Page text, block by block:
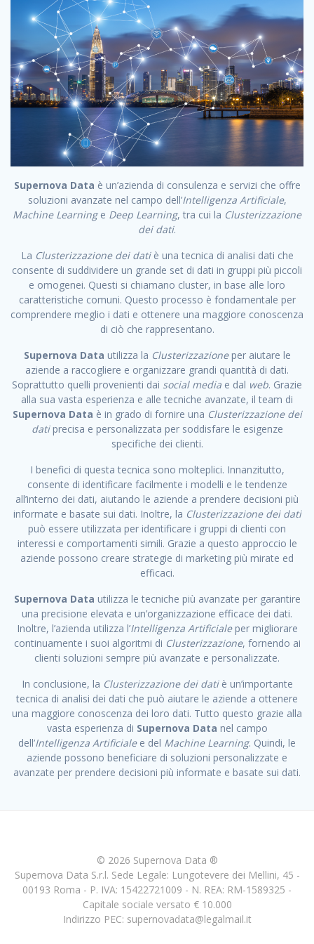
Supernova Data è un’azienda di consulenza e servizi che offre
soluzioni avanzate nel campo dell’Intelligenza Artificiale,
Machine Learning e Deep Learning, tra cui la Clusterizzazione
dei dati.
La Clusterizzazione dei dati è una tecnica di analisi dati che
consente di suddividere un grande set di dati in gruppi più piccoli
e omogenei. Questi si chiamano cluster, in base alle loro
caratteristiche comuni. Questo processo è fondamentale per
comprendere meglio i dati e ottenere una maggiore conoscenza
di ciò che rappresentano.
Supernova Data utilizza la Clusterizzazioneper aiutare le
aziende a raccogliere e organizzare grandi quantità di dati.
Soprattutto quelli provenienti dai social media e dal web. Grazie
alla sua vasta esperienza e alle tecniche avanzate, il team di
Supernova Data è in grado di fornire una Clusterizzazione dei
datiprecisa e personalizzata per soddisfare le esigenze
specifiche dei clienti.
I benefici di questa tecnica sono molteplici. Innanzitutto,
consente di identificare facilmente i modelli e le tendenze
all’interno dei dati, aiutando le aziende a prendere decisioni più
informate e basate sui dati. Inoltre, la Clusterizzazione dei dati
può essere utilizzata per identificare i gruppi di clienti con
interessi e comportamenti simili. Grazie a questo approccio le
aziende possono creare strategie di marketing più mirate ed
efficaci.
Supernova Data utilizza le tecniche più avanzate per garantire
una precisione elevata e un’organizzazione efficace dei dati.
Inoltre, l’azienda utilizza l’Intelligenza Artificialeper migliorare
continuamente i suoi algoritmi di Clusterizzazione, fornendo ai
clienti soluzioni sempre più avanzate e personalizzate.
In conclusione, la Clusterizzazione dei datiè un’importante
tecnica di analisi dei dati che può aiutare le aziende a ottenere
una maggiore conoscenza dei loro dati. Tutto questo grazie alla
vasta esperienza di Supernova Data nel campo
dell’Intelligenza Artificialee del Machine Learning. Quindi, le
aziende possono beneficiare di soluzioni personalizzate e
avanzate per prendere decisioni più informate e basate sui dati.
© 2026 Supernova Data ®
Supernova Data S.r.l. Sede Legale: Lungotevere dei Mellini, 45 -
00193 Roma - P. IVA: 15422721009 - N. REA: RM-1589325 -
Capitale sociale versato € 10.000
Indirizzo PEC: supernovadata@legalmail.it